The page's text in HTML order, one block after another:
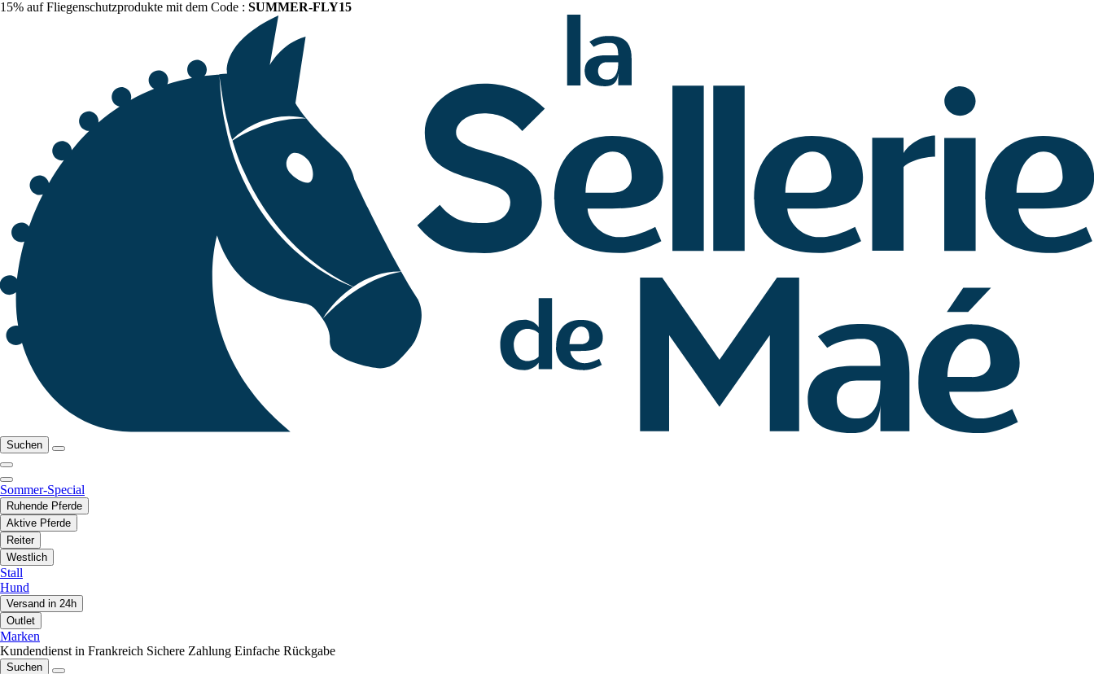
15% auf Fliegenschutzprodukte mit dem Code : SUMMER-FLY15
Suchen
Sommer-Special
Ruhende Pferde
Aktive Pferde
Reiter
Westlich
Stall
Hund
Versand in 24h
Outlet
Marken
Kundendienst in Frankreich Sichere Zahlung Einfache Rückgabe
Suchen